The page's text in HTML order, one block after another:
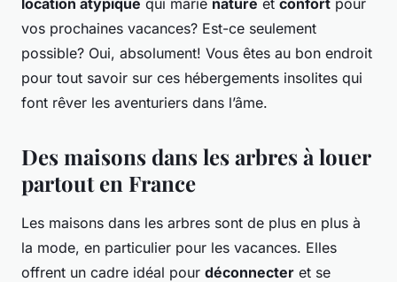
vos prochaines vacances? Est-ce seulement
possible? Oui, absolument! Vous êtes au bon endroit
pour tout savoir sur ces hébergements insolites qui
font rêver les aventuriers dans l’âme.
Des maisons dans les arbres à louer
partout en France
Les maisons dans les arbres sont de plus en plus à
la mode, en particulier pour les vacances. Elles
offrent un cadre idéal pour déconnecter et se